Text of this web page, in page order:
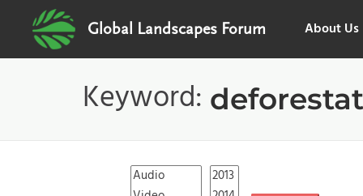
Global Landscapes Forum About Us
Keyword: